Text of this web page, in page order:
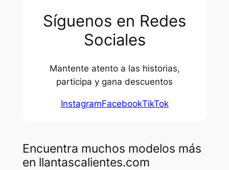
Síguenos en Redes
Sociales
Mantente atento a las historias,
participa y gana descuentos
InstagramFacebookTikTok
Encuentra muchos modelos más
en llantascalientes.com